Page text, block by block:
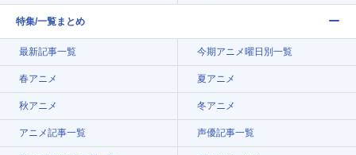
特集/一覧まとめ
最新記事一覧 今期アニメ曜日別一覧
春アニメ 夏アニメ
秋アニメ 冬アニメ
アニメ記事一覧 声優記事一覧